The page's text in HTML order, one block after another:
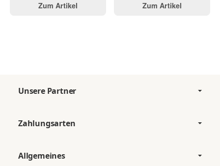
Zum Artikel Zum Artikel
Unsere Partner
Zahlungsarten
Allgemeines